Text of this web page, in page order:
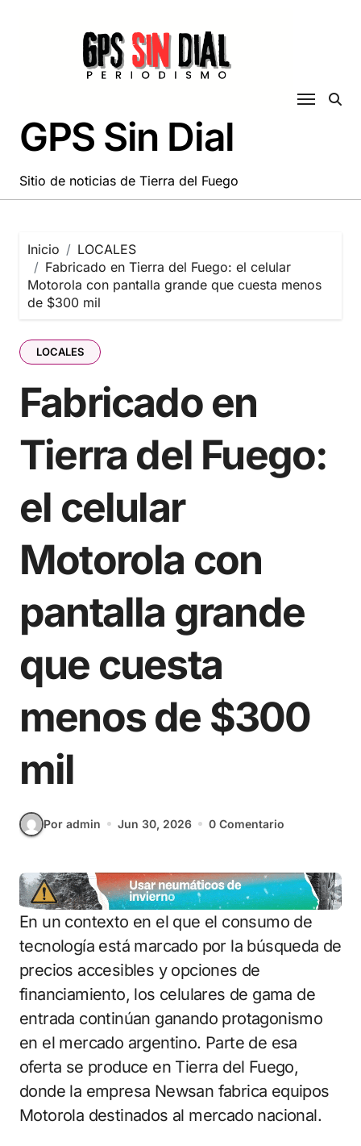
GPS Sin Dial
Sitio de noticias de Tierra del Fuego
Inicio
LOCALES
Fabricado en Tierra del Fuego: el celular
Motorola con pantalla grande que cuesta menos
de $300 mil
LOCALES
Fabricado en
Tierra del Fuego:
el celular
Motorola con
pantalla grande
que cuesta
menos de $300
mil
Por admin Jun 30, 2026 0 Comentario
En un contexto en el que el consumo de
tecnología está marcado por la búsqueda de
precios accesibles y opciones de
financiamiento, los celulares de gama de
entrada continúan ganando protagonismo
en el mercado argentino. Parte de esa
oferta se produce en Tierra del Fuego,
donde la empresa Newsan fabrica equipos
Motorola destinados al mercado nacional.